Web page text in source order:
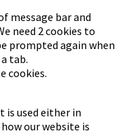
message bar and
need 2 cookies to
prompted again when
tab.
cookies.
used either in
our website is